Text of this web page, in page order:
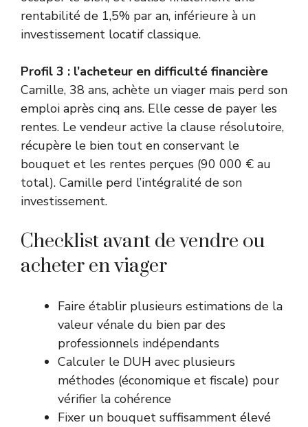
rentabilité de 1,5% par an, inférieure à un
investissement locatif classique.
Profil 3 : l’acheteur en difficulté financière
Camille, 38 ans, achète un viager mais perd son
emploi après cinq ans. Elle cesse de payer les
rentes. Le vendeur active la clause résolutoire,
récupère le bien tout en conservant le
bouquet et les rentes perçues (90 000 € au
total). Camille perd l’intégralité de son
investissement.
Checklist avant de vendre ou
acheter en viager
Faire établir plusieurs estimations de la
valeur vénale du bien par des
professionnels indépendants
Calculer le DUH avec plusieurs
méthodes (économique et fiscale) pour
vérifier la cohérence
Fixer un bouquet suffisamment élevé